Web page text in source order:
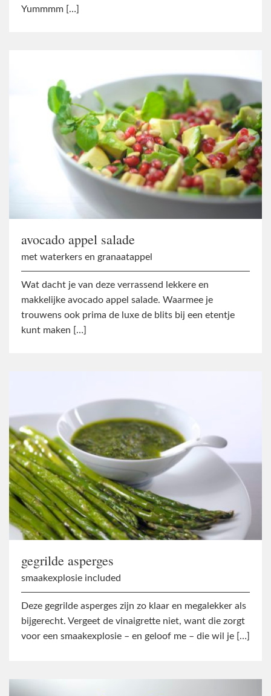
Yummmm […]
avocado appel salade
met waterkers en granaatappel
Wat dacht je van deze verrassend lekkere en
makkelijke avocado appel salade. Waarmee je
trouwens ook prima de luxe de blits bij een etentje
kunt maken […]
gegrilde asperges
smaakexplosie included
Deze gegrilde asperges zijn zo klaar en megalekker als
bijgerecht. Vergeet de vinaigrette niet, want die zorgt
voor een smaakexplosie – en geloof me – die wil je […]